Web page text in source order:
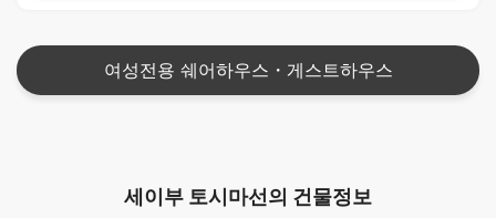
여성전용 쉐어하우스・게스트하우스
세이부 토시마선의 건물정보